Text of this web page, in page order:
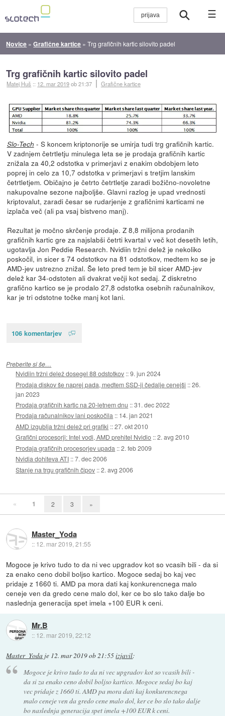
☰
Novice »Grafične kartice »Trg grafičnih kartic silovito padel
Trg grafičnih kartic silovito padel
Matej Huš :: 12. mar 2019ob 21:37 Grafične kartice
Slo-Tech - S koncem kriptonorije se umirja tudi trg grafičnih kartic.
V zadnjem četrtletju minulega leta se je prodaja grafičnih kartic
znižala za 40,2 odstotka v primerjavi z enakim obdobjem leto
poprej in celo za 10,7 odstotka v primerjavi s tretjim lanskim
četrtletjem. Običajno je četrto četrtletje zaradi božično-novoletne
nakupovalne sezone najboljše. Glavni razlog je upad vrednosti
kriptovalut, zaradi česar se rudarjenje z grafičnimi karticami ne
izplača več (ali pa vsaj bistveno manj).
Rezultat je močno skrčenje prodaje. Z 8,8 milijona prodanih
grafičnih kartic gre za najslabši četrti kvartal v več kot desetih letih,
ugotavlja Jon Peddie Research. Nvidiin tržni delež je nekoliko
poskočil, in sicer s 74 odstotkov na 81 odstotkov, medtem ko se je
AMD-jev ustrezno znižal. Še leto pred tem je bil sicer AMD-jev
delež kar 34-odstoten ali dvakrat večji kot sedaj. Z diskretno
grafično kartico se je prodalo 27,8 odstotka osebnih računalnikov,
kar je tri odstotne točke manj kot lani.
106 komentarjev
Preberite si še…
Nvidiin tržni delež dosegel 88 odstotkov ::9. jun 2024
Prodaja diskov še naprej pada, medtem SSD-ji čedalje cenejši ::26.
jan 2023
Prodaja grafičnih kartic na 20-letnem dnu ::31. dec 2022
Prodaja računalnikov lani poskočila :: 14. jan 2021
AMD izgublja tržni delež pri grafiki ::27. okt 2010
Grafični procesorji: Intel vodi, AMD prehitel Nvidio ::2. avg 2010
Prodaja grafičnih procesorjev upada ::2. feb 2009
Nvidia dohiteva ATI ::7. dec 2006
Stanje na trgu grafičnih čipov ::2. avg 2006
« 1 2 3 »
Master_Yoda
:: 12. mar 2019, 21:55
Mogoce je krivo tudo to da ni vec upgradov kot so vcasih bili - da si
za enako ceno dobil boljso kartico. Mogoce sedaj bo kaj vec
pridaje z 1660 ti. AMD pa mora dati kaj konkurencnega malo
ceneje ven da gredo cene malo dol, ker ce bo slo tako dalje bo
naslednja generacija spet imela +100 EUR k ceni.
Mr.B
:: 12. mar 2019, 22:12
Master_Yoda je 12. mar 2019 ob 21:55izjavil:
Mogoce je krivo tudo to da ni vec upgradov kot so vcasih bili -
da si za enako ceno dobil boljso kartico. Mogoce sedaj bo kaj
vec pridaje z 1660 ti. AMD pa mora dati kaj konkurencnega
malo ceneje ven da gredo cene malo dol, ker ce bo slo tako dalje
bo naslednja generacija spet imela +100 EUR k ceni.